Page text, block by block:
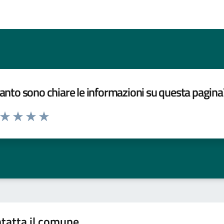
sono chiare le informazioni su questa
da 1 a 5 stelle la pagina